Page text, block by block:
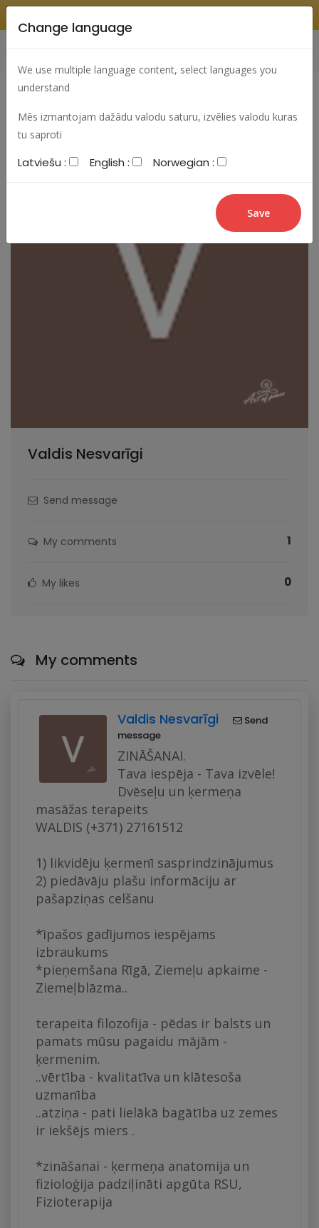
Change language
We use multiple language content, select languages you
understand
Mēs izmantojam dažādu valodu saturu, izvēlies valodu kuras
tu saproti
Latviešu : English : Norwegian :
Valdis Nesvarīgi
Send message
My comments 1
My likes 0
My comments
Valdis Nesvarīgi
Send
message
ZINĀŠANAI.
Tava iespēja - Tava izvēle!
Dvēseļu un ķermeņa
masāžas terapeits
WALDIS (+371) 27161512
1) likvidēju ķermenī sasprindzinājumus
2) piedāvāju plašu informāciju ar
pašapziņas celšanu
*īpašos gadījumos iespējams
izbraukums
*pieņemšana Rīgā, Ziemeļu apkaime -
Ziemeļblāzma..
terapeita filozofija - pēdas ir balsts un
pamats mūsu pagaidu mājām -
ķermenim.
..vērtība - kvalitatīva un klātesoša
uzmanība
..atziņa - pati lielākā bagātība uz zemes
ir iekšējs miers .
*zināšanai - ķermeņa anatomija un
fizioloģija padziļināti apgūta RSU,
Fizioterapija